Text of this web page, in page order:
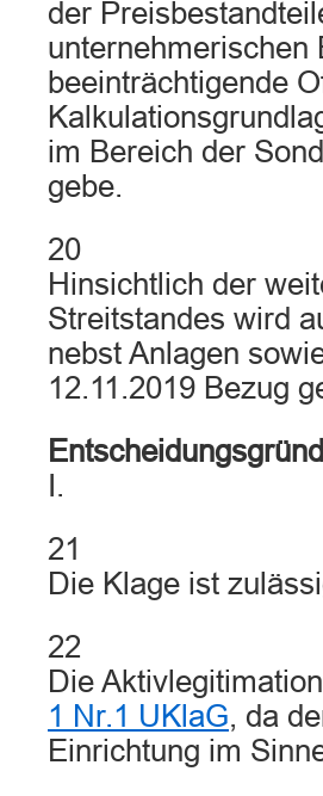
der
unternehmerischen
beeinträchtigende
im Bereich der
gebe.
20
Hinsichtlich der
Streitstandes wird
nebst Anlagen
12.11.2019 Bezug
I.
21
Die Klage ist
22
Die
1 Nr.1 UKlaG, da
Einrichtung im